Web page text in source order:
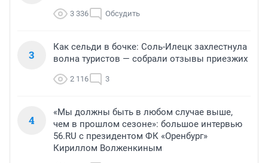
3 336 Обсудить
3
Как сельди в бочке: Соль-Илецк захлестнула
волна туристов — собрали отзывы приезжих
2 116 3
4
«Мы должны быть в любом случае выше,
чем в прошлом сезоне»: большое интервью
56.RU с президентом ФК «Оренбург»
Кириллом Волженкиным